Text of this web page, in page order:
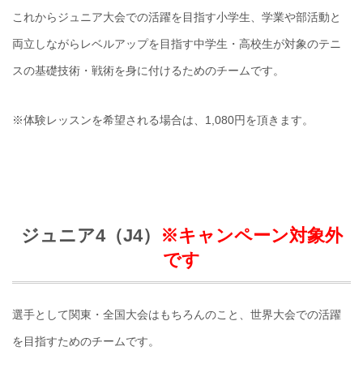
これからジュニア大会での活躍を目指す小学生、学業や部活動と
両立しながらレベルアップを目指す中学生・高校生が対象のテニ
スの基礎技術・戦術を身に付けるためのチームです。
※体験レッスンを希望される場合は、1,080円を頂きます。
ジュニア4（J4）
※キャンペーン対象外
です
選手として関東・全国大会はもちろんのこと、世界大会での活躍
を目指すためのチームです。